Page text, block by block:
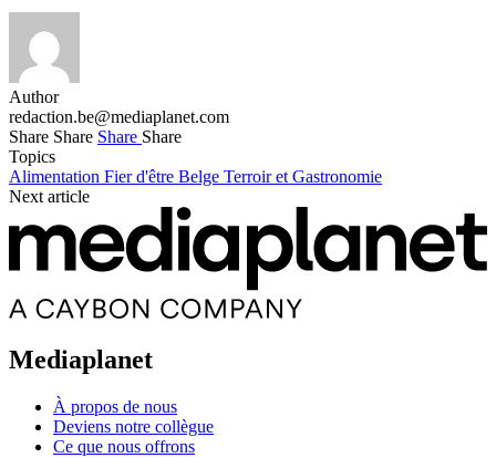
Author
redaction.be@mediaplanet.com
Share Share Share Share
Topics
Alimentation Fier d'être Belge Terroir et Gastronomie
Next article
Mediaplanet
À propos de nous
Deviens notre collègue
Ce que nous offrons